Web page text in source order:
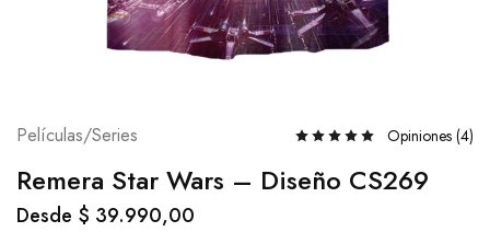
Películas/Series Opiniones (4)
Remera Star Wars – Diseño CS269
Desde $ 39.990,00